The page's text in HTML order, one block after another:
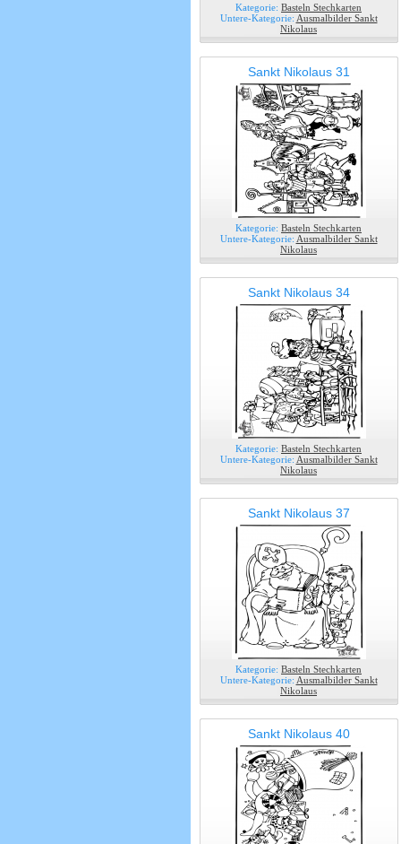
Kategorie: Basteln Stechkarten
Untere-Kategorie: Ausmalbilder Sankt
Nikolaus
Sankt Nikolaus 31
Kategorie: Basteln Stechkarten
Untere-Kategorie: Ausmalbilder Sankt
Nikolaus
Sankt Nikolaus 34
Kategorie: Basteln Stechkarten
Untere-Kategorie: Ausmalbilder Sankt
Nikolaus
Sankt Nikolaus 37
Kategorie: Basteln Stechkarten
Untere-Kategorie: Ausmalbilder Sankt
Nikolaus
Sankt Nikolaus 40